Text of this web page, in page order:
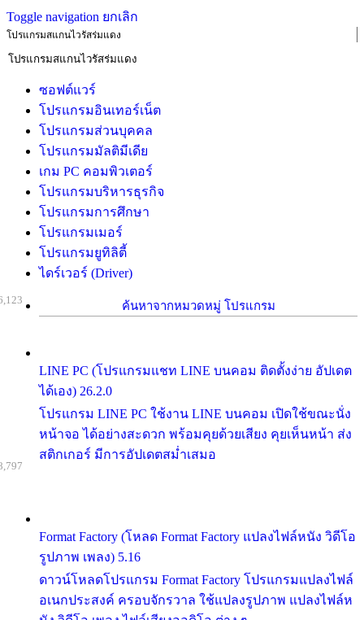
Toggle navigation ยกเลิก
โปรแกรมสแกนไวรัสร่มแดง
ซอฟต์แวร์
โปรแกรมอินเทอร์เน็ต
โปรแกรมส่วนบุคคล
โปรแกรมมัลติมีเดีย
เกม PC คอมพิวเตอร์
โปรแกรมบริหารธุรกิจ
โปรแกรมการศึกษา
โปรแกรมเมอร์
โปรแกรมยูทิลิตี้
ไดร์เวอร์ (Driver)
ค้นหาจากหมวดหมู่ โปรแกรม
LINE PC (โปรแกรมแชท LINE บนคอม ติดตั้งง่าย อัปเดต
ได้เอง) 26.2.0
โปรแกรม LINE PC ใช้งาน LINE บนคอม เปิดใช้ขณะนั่ง
หน้าจอ ได้อย่างสะดวก พร้อมคุยด้วยเสียง คุยเห็นหน้า ส่ง
สติกเกอร์ มีการอัปเดตสม่ำเสมอ
Format Factory (โหลด Format Factory แปลงไฟล์หนัง วิดีโอ
รูปภาพ เพลง) 5.16
ดาวน์โหลดโปรแกรม Format Factory โปรแกรมแปลงไฟล์
อเนกประสงค์ ครอบจักรวาล ใช้แปลงรูปภาพ แปลงไฟล์ห